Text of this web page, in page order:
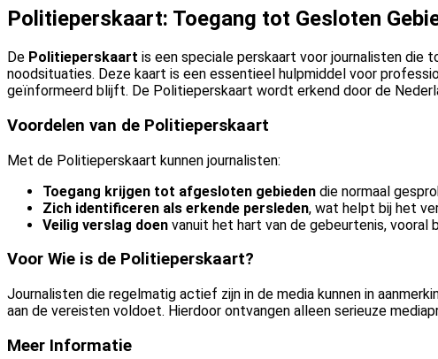
Politieperskaart: Toegang tot Gesloten
De Politieperskaart is een speciale perskaart voor journalisten die
noodsituaties. Deze kaart is een essentieel hulpmiddel voor
geïnformeerd blijft. De Politieperskaart wordt erkend door de
Voordelen van de Politieperskaart
Met de Politieperskaart kunnen journalisten:
Toegang krijgen tot afgesloten gebieden die normaal
Zich identificeren als erkende persleden, wat helpt bij het
Veilig verslag doen vanuit het hart van de gebeurtenis, vooral
Voor Wie is de Politieperskaart?
Journalisten die regelmatig actief zijn in de media kunnen in
aan de vereisten voldoet. Hierdoor ontvangen alleen serieuze
Meer Informatie